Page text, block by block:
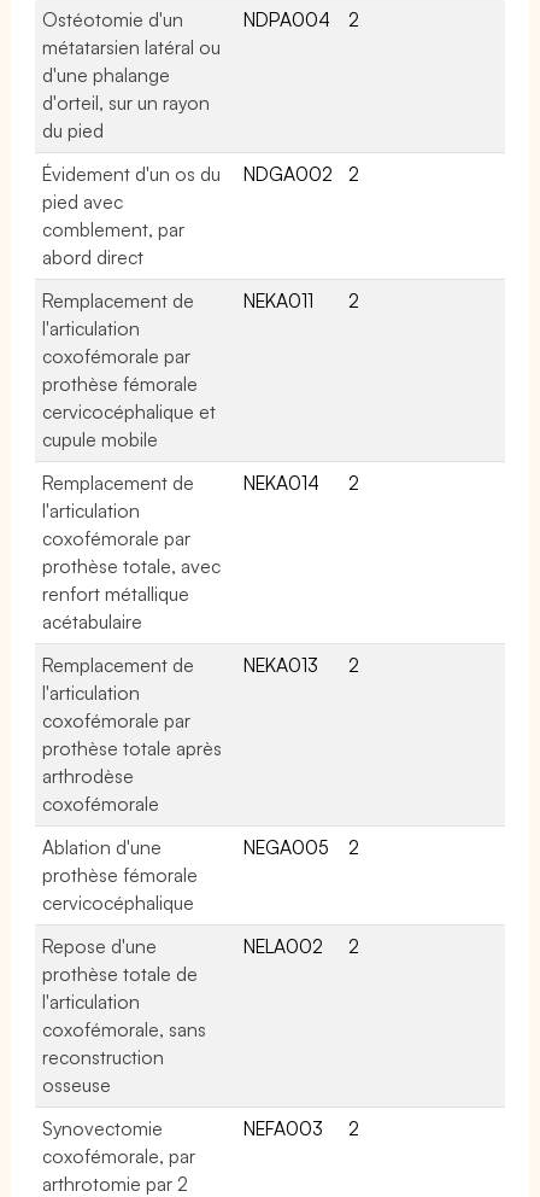
Ostéotomie d'un
métatarsien latéral ou
d'une phalange
d'orteil, sur un rayon
du pied
NDPA004 2
Évidement d'un os du
pied avec
comblement, par
abord direct
NDGA002 2
Remplacement de
l'articulation
coxofémorale par
prothèse fémorale
cervicocéphalique et
cupule mobile
NEKA011 2
Remplacement de
l'articulation
coxofémorale par
prothèse totale, avec
renfort métallique
acétabulaire
NEKA014 2
Remplacement de
l'articulation
coxofémorale par
prothèse totale après
arthrodèse
coxofémorale
NEKA013 2
Ablation d'une
prothèse fémorale
cervicocéphalique
NEGA005 2
Repose d'une
prothèse totale de
l'articulation
coxofémorale, sans
reconstruction
osseuse
NELA002 2
Synovectomie
coxofémorale, par
arthrotomie par 2
NEFA003 2